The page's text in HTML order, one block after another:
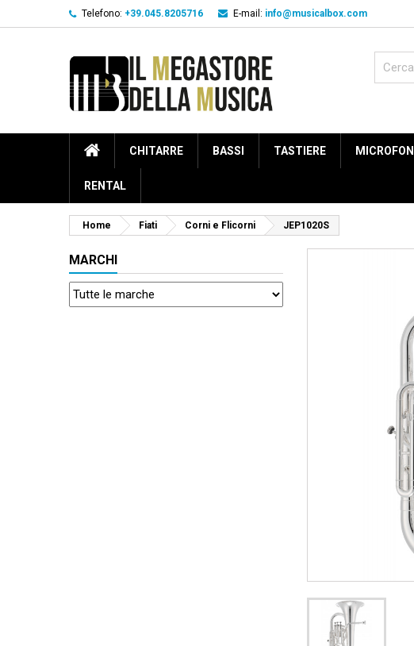
Telefono: +39.045.8205716 E-mail: info@musicalbox.com
CHITARRE BASSI TASTIERE MICROFONI
RENTAL
Home Fiati Corni e Flicorni JEP1020S
MARCHI